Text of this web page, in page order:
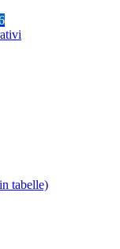
tabelle)